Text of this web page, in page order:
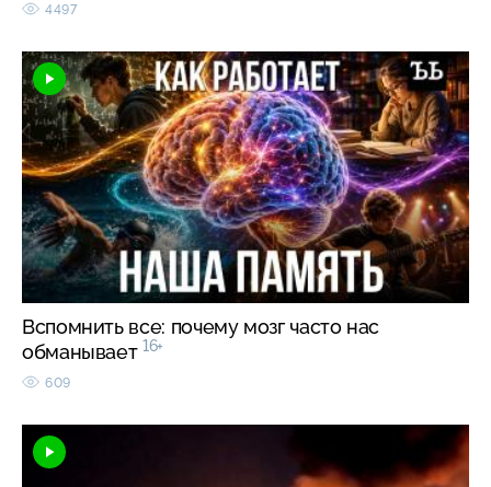
4497
Вспомнить все: почему мозг часто нас
обманывает 16+
609